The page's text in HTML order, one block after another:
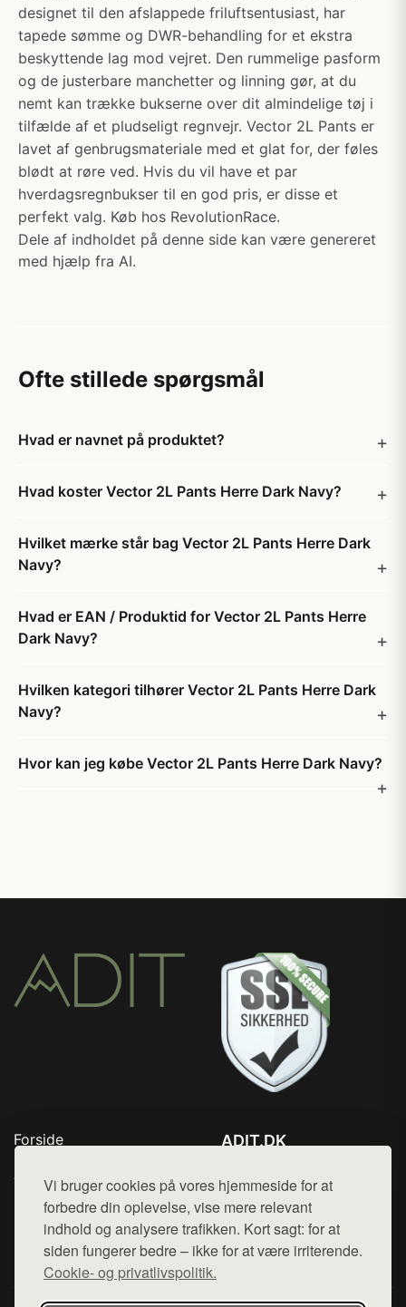
Vi bruger cookies på vores hjemmeside for at
forbedre din oplevelse, vise mere relevant
indhold og analysere trafikken. Kort sagt: for at
siden fungerer bedre – ikke for at være irriterende.
Cookie- og privatlivspolitik.
designet til den afslappede friluftsentusiast, har
tapede sømme og DWR-behandling for et ekstra
beskyttende lag mod vejret. Den rummelige pasform
og de justerbare manchetter og linning gør, at du
nemt kan trække bukserne over dit almindelige tøj i
tilfælde af et pludseligt regnvejr. Vector 2L Pants er
lavet af genbrugsmateriale med et glat for, der føles
blødt at røre ved. Hvis du vil have et par
hverdagsregnbukser til en god pris, er disse et
perfekt valg. Køb hos RevolutionRace.
Dele af indholdet på denne side kan være genereret
med hjælp fra AI.
Ofte stillede spørgsmål
Hvad er navnet på produktet?
Hvad koster Vector 2L Pants Herre Dark Navy?
Hvilket mærke står bag Vector 2L Pants Herre Dark
Navy?
Hvad er EAN / Produktid for Vector 2L Pants Herre
Dark Navy?
Hvilken kategori tilhører Vector 2L Pants Herre Dark
Navy?
Hvor kan jeg købe Vector 2L Pants Herre Dark Navy?
Forside
Top Rabatter
Blog
Kontakt
ADIT.DK
Mail: hej@want.dk
Cookie- og privatlivspolitik